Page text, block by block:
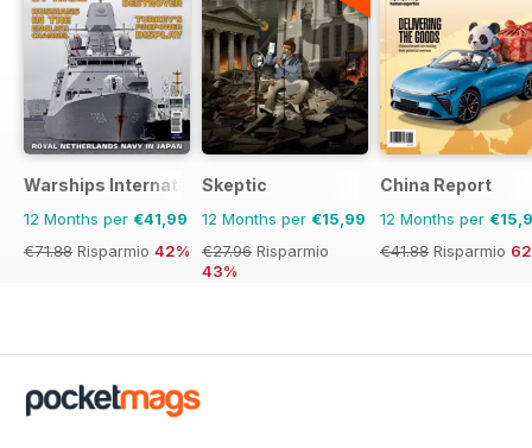
Warships International Fleet Review
12 Months per €41,99
€71.88 Risparmio 42%
Skeptic
12 Months per €15,99
€27.96 Risparmio
43%
China Report
12 Months per
€41.88 Risparmio